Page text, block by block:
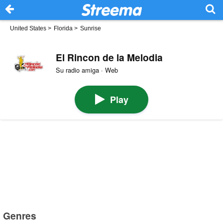
United States > Florida > Sunrise
El Rincon de la Melodia
Su radio amiga · Web
Play
Genres